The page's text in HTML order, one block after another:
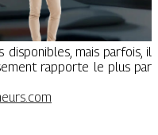
mais parfois, il
rapporte le plus par